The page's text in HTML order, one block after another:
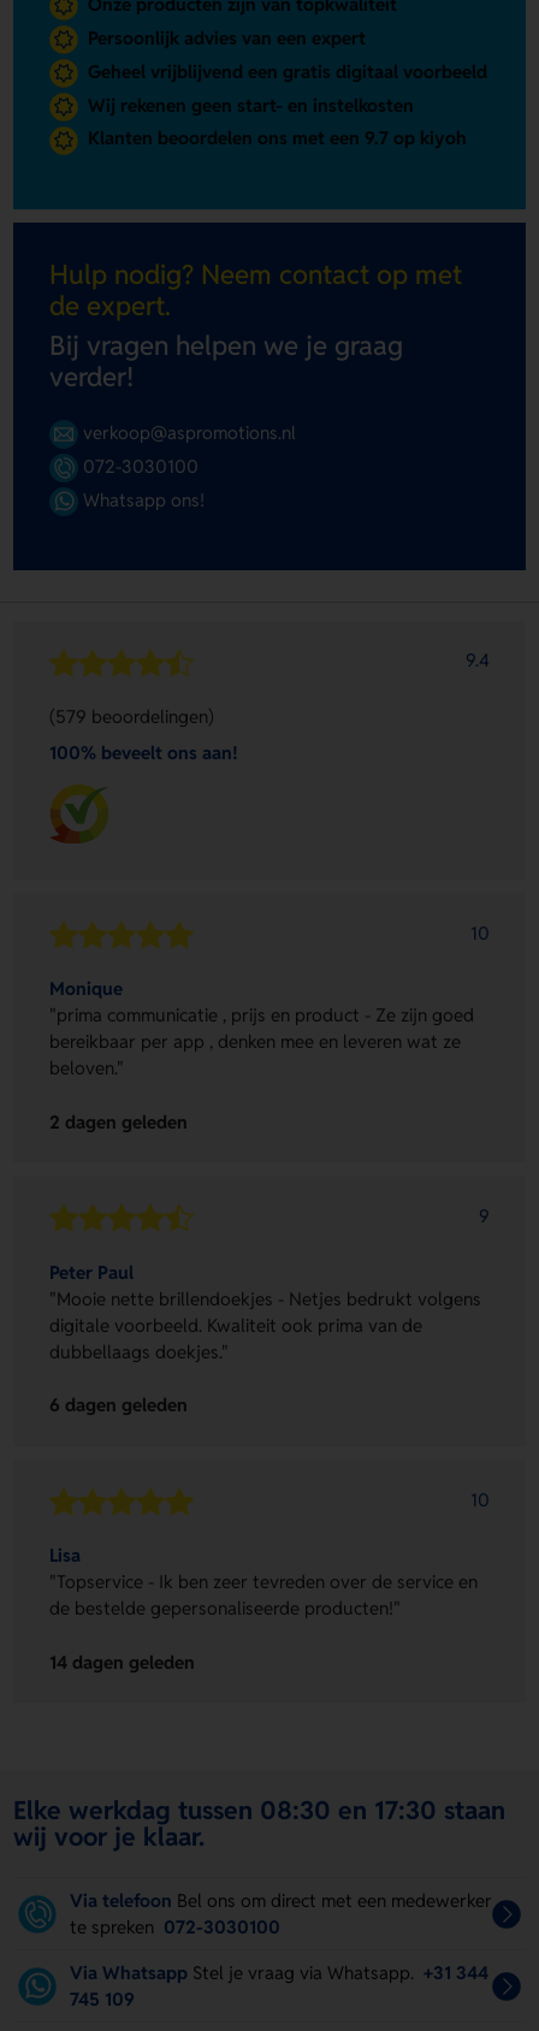
Persoonlijk advies van een expert
Geheel vrijblijvend een gratis digitaal voorbeeld
Wij rekenen geen start- en instelkosten
Klanten beoordelen ons met een 9.7 op kiyoh
Hulp nodig? Neem contact op met
de expert.
Bij vragen helpen we je graag
verder!
verkoop@aspromotions.nl
072-3030100
Whatsapp ons!
9.4
(579 beoordelingen)
100% beveelt ons aan!
10
Monique
"prima communicatie , prijs en product - Ze zijn goed
bereikbaar per app , denken mee en leveren wat ze
beloven."
2 dagen geleden
9
Peter Paul
"Mooie nette brillendoekjes - Netjes bedrukt volgens
digitale voorbeeld. Kwaliteit ook prima van de
dubbellaags doekjes."
6 dagen geleden
10
Lisa
"Topservice - Ik ben zeer tevreden over de service en
de bestelde gepersonaliseerde producten!"
14 dagen geleden
Elke werkdag tussen 08:30 en 17:30 staan
wij voor je klaar.
Via telefoon Bel ons om direct met een medewerker
te spreken 072-3030100
Via Whatsapp Stel je vraag via Whatsapp. +31 344
745 109